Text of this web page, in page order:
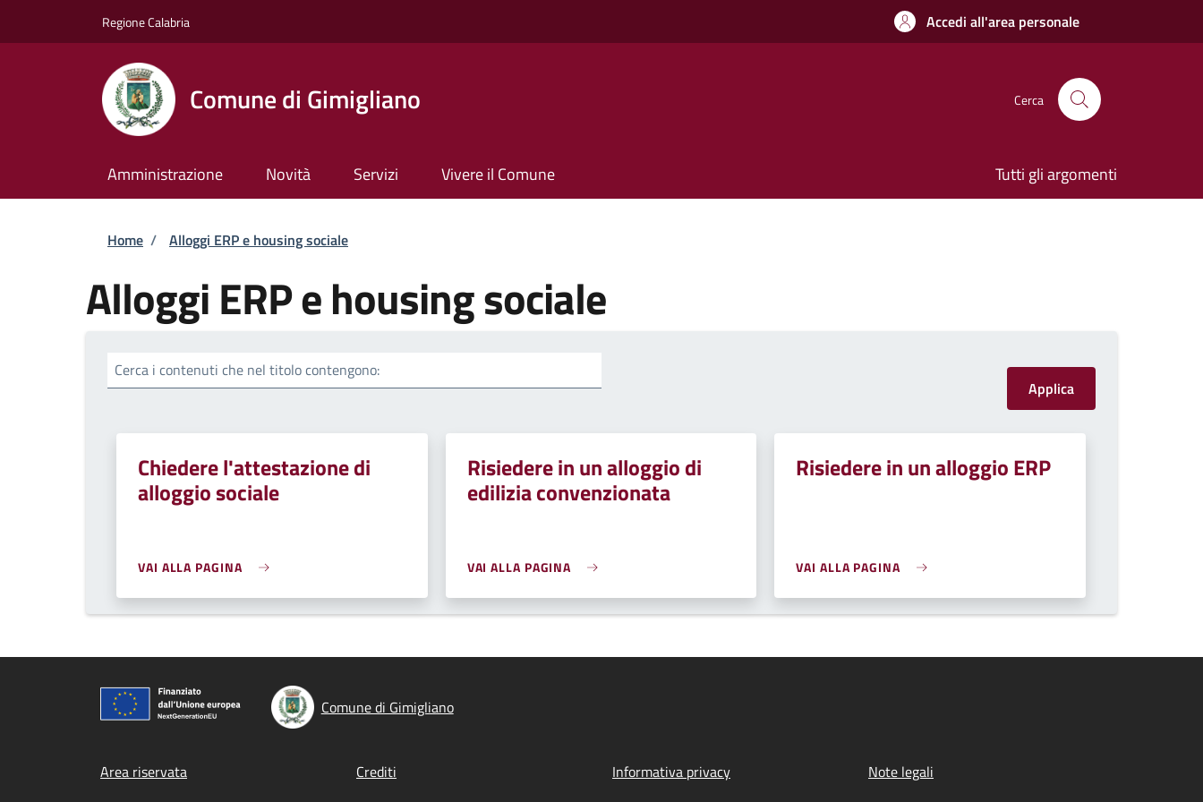
Regione Calabria Accedi all'area personale
Comune di Gimigliano Cerca
Amministrazione Novità Servizi Vivere il Comune Tutti gli argomenti
Briciole di pane
Home / Alloggi ERP e housing sociale
Alloggi ERP e housing sociale
Cerca i contenuti che nel titolo contengono:
Chiedere l'attestazione di
alloggio sociale
VAI ALLA PAGINA
Risiedere in un alloggio di
edilizia convenzionata
VAI ALLA PAGINA
Risiedere in un alloggio ERP
VAI ALLA PAGINA
Comune di Gimigliano
Footer menu
Area riservata Crediti Informativa privacy
Note legali